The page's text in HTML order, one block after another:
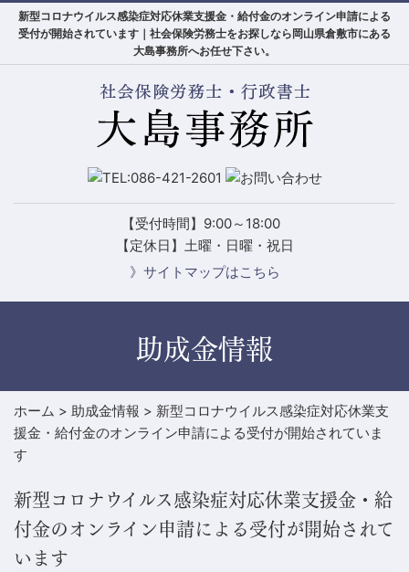
新型コロナウイルス感染症対応休業支援金・給付金のオンライン申請による
受付が開始されています｜社会保険労務士をお探しなら岡山県倉敷市にある
大島事務所へお任せ下さい。
【受付時間】9:00～18:00
【定休日】土曜・日曜・祝日
》サイトマップはこちら
助成金情報
ホーム > 助成金情報 > 新型コロナウイルス感染症対応休業支
援金・給付金のオンライン申請による受付が開始されていま
す
新型コロナウイルス感染症対応休業支援金・給
付金のオンライン申請による受付が開始されて
います